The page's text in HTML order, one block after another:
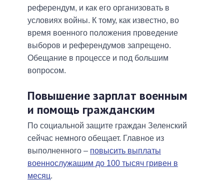
референдум, и как его организовать в
условиях войны. К тому, как известно, во
время военного положения проведение
выборов и референдумов запрещено.
Обещание в процессе и под большим
вопросом.
Повышение зарплат военным
и помощь гражданским
По социальной защите граждан Зеленский
сейчас немного обещает. Главное из
выполненного – повысить выплаты
военнослужащим до 100 тысяч гривен в
месяц.